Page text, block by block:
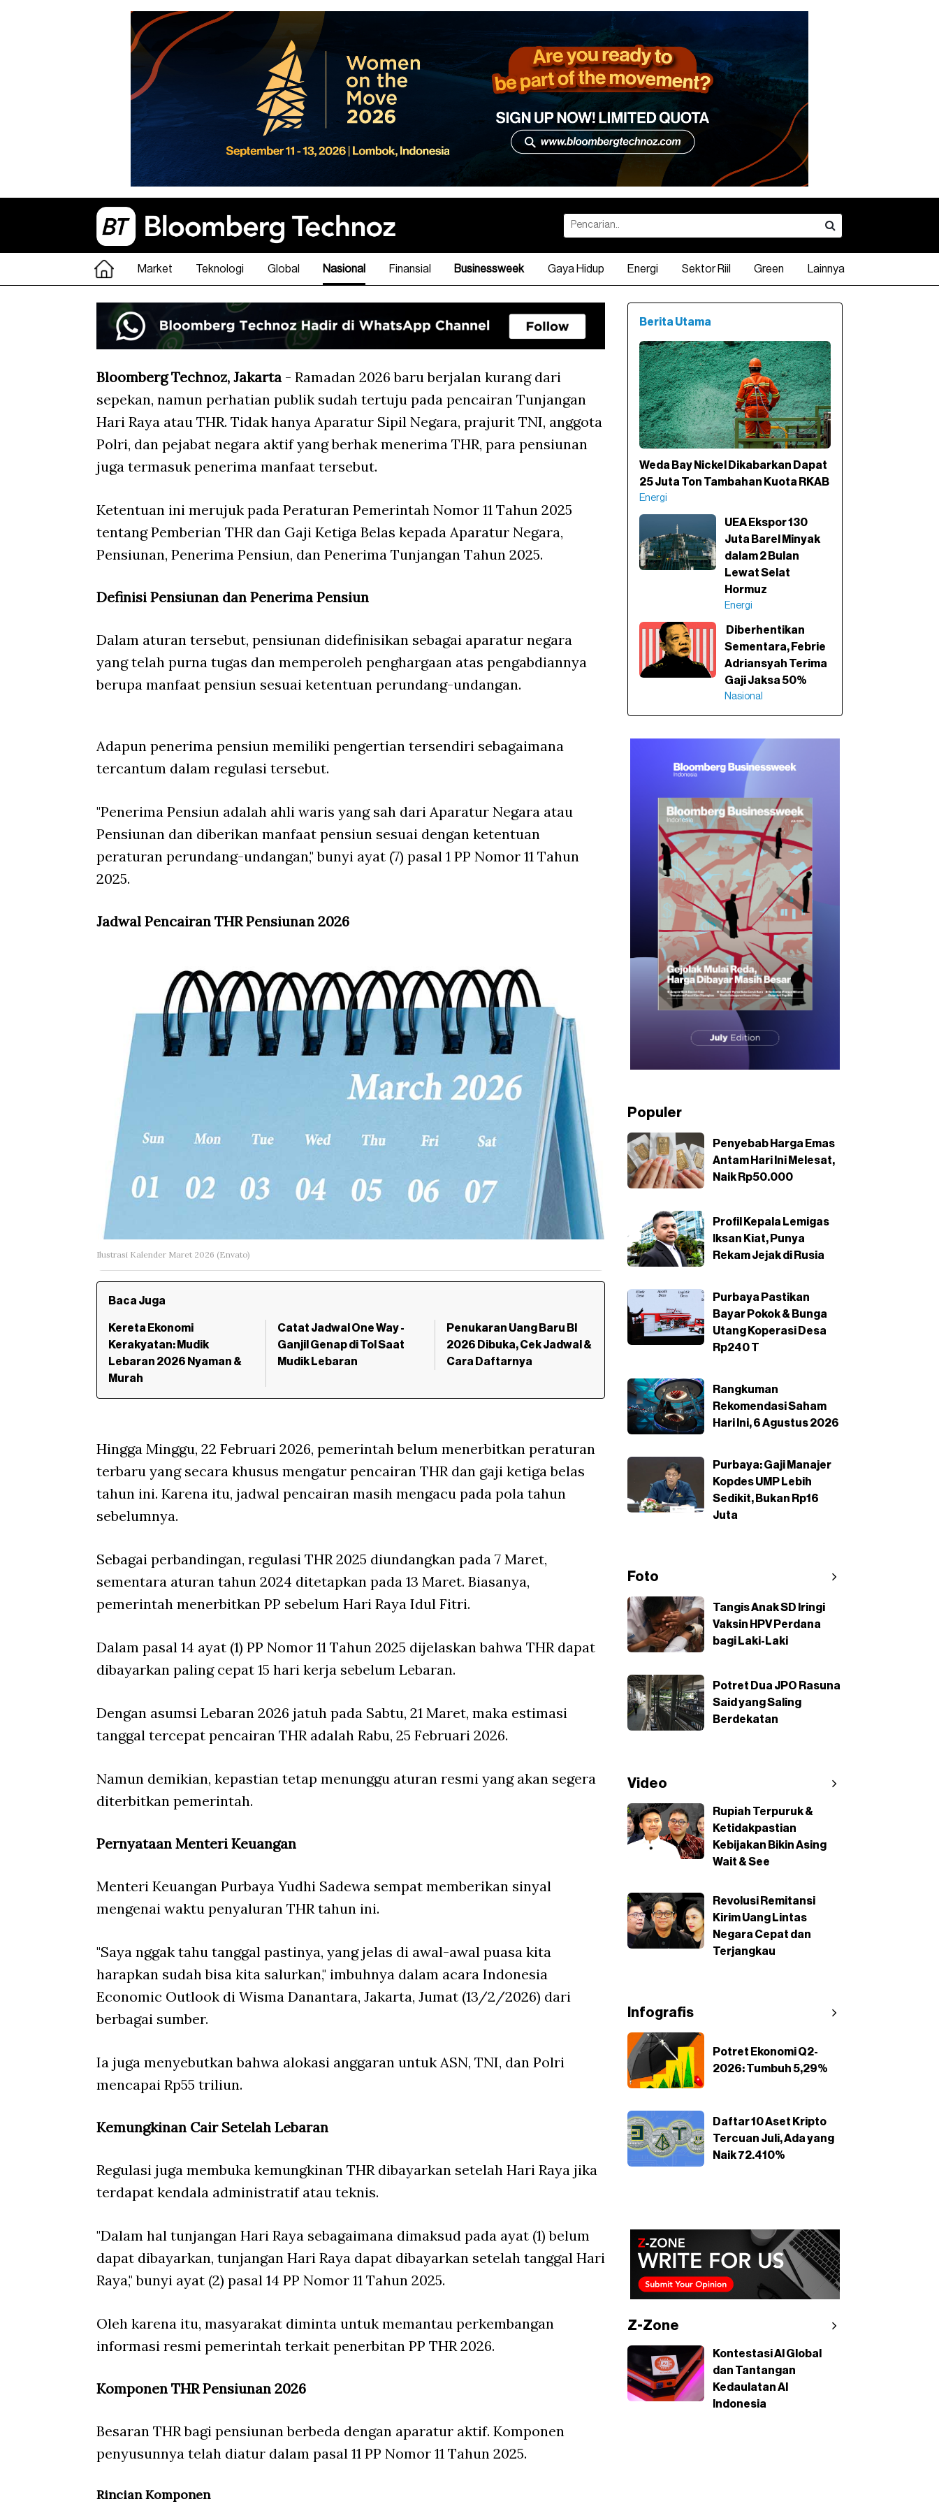
Market Teknologi Global Nasional Finansial Businessweek Gaya Hidup Energi Sektor Riil Green Lainnya
Bloomberg Technoz, Jakarta- Ramadan 2026 baru berjalan kurang dari
sepekan, namun perhatian publik sudah tertuju pada pencairan Tunjangan
Hari Raya atau THR. Tidak hanya Aparatur Sipil Negara, prajurit TNI, anggota
Polri, dan pejabat negara aktif yang berhak menerima THR, para pensiunan
juga termasuk penerima manfaat tersebut.
Ketentuan ini merujuk pada Peraturan Pemerintah Nomor 11 Tahun 2025
tentang Pemberian THR dan Gaji Ketiga Belas kepada Aparatur Negara,
Pensiunan, Penerima Pensiun, dan Penerima Tunjangan Tahun 2025.
Definisi Pensiunan dan Penerima Pensiun
Dalam aturan tersebut, pensiunan didefinisikan sebagai aparatur negara
yang telah purna tugas dan memperoleh penghargaan atas pengabdiannya
berupa manfaat pensiun sesuai ketentuan perundang-undangan.
Adapun penerima pensiun memiliki pengertian tersendiri sebagaimana
tercantum dalam regulasi tersebut.
"Penerima Pensiun adalah ahli waris yang sah dari Aparatur Negara atau
Pensiunan dan diberikan manfaat pensiun sesuai dengan ketentuan
peraturan perundang-undangan," bunyi ayat (7) pasal 1 PP Nomor 11 Tahun
2025.
Jadwal Pencairan THR Pensiunan 2026
Ilustrasi Kalender Maret 2026 (Envato)
Baca Juga
Kereta Ekonomi
Kerakyatan: Mudik
Lebaran 2026 Nyaman &
Murah
Catat Jadwal One Way -
Ganjil Genap di Tol Saat
Mudik Lebaran
Penukaran Uang Baru BI
2026 Dibuka, Cek Jadwal &
Cara Daftarnya
Hingga Minggu, 22 Februari 2026, pemerintah belum menerbitkan peraturan
terbaru yang secara khusus mengatur pencairan THR dan gaji ketiga belas
tahun ini. Karena itu, jadwal pencairan masih mengacu pada pola tahun
sebelumnya.
Sebagai perbandingan, regulasi THR 2025 diundangkan pada 7 Maret,
sementara aturan tahun 2024 ditetapkan pada 13 Maret. Biasanya,
pemerintah menerbitkan PP sebelum Hari Raya Idul Fitri.
Dalam pasal 14 ayat (1) PP Nomor 11 Tahun 2025 dijelaskan bahwa THR dapat
dibayarkan paling cepat 15 hari kerja sebelum Lebaran.
Dengan asumsi Lebaran 2026 jatuh pada Sabtu, 21 Maret, maka estimasi
tanggal tercepat pencairan THR adalah Rabu, 25 Februari 2026.
Namun demikian, kepastian tetap menunggu aturan resmi yang akan segera
diterbitkan pemerintah.
Pernyataan Menteri Keuangan
Menteri Keuangan Purbaya Yudhi Sadewa sempat memberikan sinyal
mengenai waktu penyaluran THR tahun ini.
"Saya nggak tahu tanggal pastinya, yang jelas di awal-awal puasa kita
harapkan sudah bisa kita salurkan," imbuhnya dalam acara Indonesia
Economic Outlook di Wisma Danantara, Jakarta, Jumat (13/2/2026) dari
berbagai sumber.
Ia juga menyebutkan bahwa alokasi anggaran untuk ASN, TNI, dan Polri
mencapai Rp55 triliun.
Kemungkinan Cair Setelah Lebaran
Regulasi juga membuka kemungkinan THR dibayarkan setelah Hari Raya jika
terdapat kendala administratif atau teknis.
"Dalam hal tunjangan Hari Raya sebagaimana dimaksud pada ayat (1) belum
dapat dibayarkan, tunjangan Hari Raya dapat dibayarkan setelah tanggal Hari
Raya," bunyi ayat (2) pasal 14 PP Nomor 11 Tahun 2025.
Oleh karena itu, masyarakat diminta untuk memantau perkembangan
informasi resmi pemerintah terkait penerbitan PP THR 2026.
Komponen THR Pensiunan 2026
Besaran THR bagi pensiunan berbeda dengan aparatur aktif. Komponen
penyusunnya telah diatur dalam pasal 11 PP Nomor 11 Tahun 2025.
Rincian Komponen
Berita Utama
Weda Bay Nickel Dikabarkan Dapat
25 Juta Ton Tambahan Kuota RKAB
Energi
UEA Ekspor 130
Juta Barel Minyak
dalam 2 Bulan
Lewat Selat
Hormuz
Energi
Diberhentikan
Sementara, Febrie
Adriansyah Terima
Gaji Jaksa 50%
Nasional
Populer
Penyebab Harga Emas
Antam Hari Ini Melesat,
Naik Rp50.000
Profil Kepala Lemigas
Iksan Kiat, Punya
Rekam Jejak di Rusia
Purbaya Pastikan
Bayar Pokok & Bunga
Utang Koperasi Desa
Rp240 T
Rangkuman
Rekomendasi Saham
Hari Ini, 6 Agustus 2026
Purbaya: Gaji Manajer
Kopdes UMP Lebih
Sedikit, Bukan Rp16
Juta
Foto
Tangis Anak SD Iringi
Vaksin HPV Perdana
bagi Laki-Laki
Potret Dua JPO Rasuna
Said yang Saling
Berdekatan
Video
Rupiah Terpuruk &
Ketidakpastian
Kebijakan Bikin Asing
Wait & See
Revolusi Remitansi
Kirim Uang Lintas
Negara Cepat dan
Terjangkau
Infografis
Potret Ekonomi Q2-
2026: Tumbuh 5,29%
Daftar 10 Aset Kripto
Tercuan Juli, Ada yang
Naik 72.410%
Z-Zone
Kontestasi AI Global
dan Tantangan
Kedaulatan AI
Indonesia